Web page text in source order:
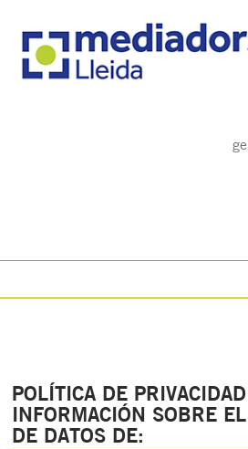
POLÍTICA DE
INFORMACIÓN SOBRE
DE DATOS DE: